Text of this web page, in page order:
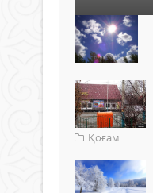
Қоғам